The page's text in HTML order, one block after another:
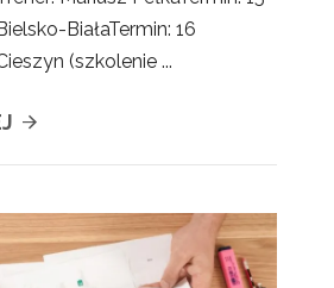
BiałaTermin: 16
(szkolenie ...